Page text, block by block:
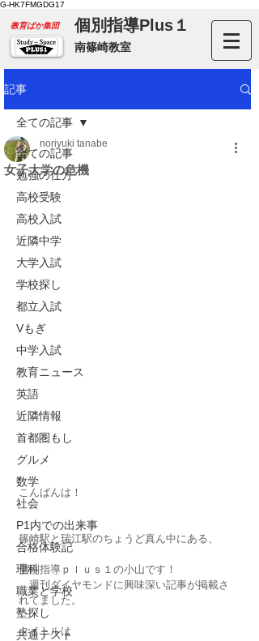
G-HK7FMGDG17
​教育ばか集団 個別指導Plus１
南篠崎教室
記事
全ての記事
勉強の仕方
高校受験
高校入試
近隣中学
大学入試
学校探し
都立入試
Vもぎ
中学入試
教育ニュース
英語
近隣情報
首都圏もし
グルメ
数学
社会
P1内での出来事
合格体験記
理科
職業と学校
塾探し
共通テスト
全ての記事
女子大学の危機
noriyuki tanabe
こんばんは！
篠崎駅と瑞江駅のちょうど真ん中にある、
個別指導ｐｌｕｓ１の小山です！
週刊ダイヤモンドに興味深い記事が掲載さ
れてました。
タイトルは